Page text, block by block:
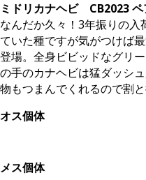
ミドリカナヘビ CB2023 ペ
なんだか久々！3年振りの
ていた種ですが気がつけば
登場。全身ビビッドなグリ
の手のカナヘビは猛ダッシ
物もつまんでくれるので割
オス個体
メス個体